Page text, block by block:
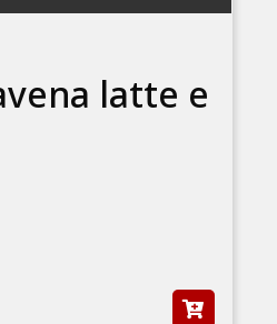
latte e